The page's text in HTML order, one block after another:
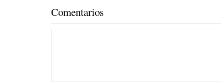
Comentarios